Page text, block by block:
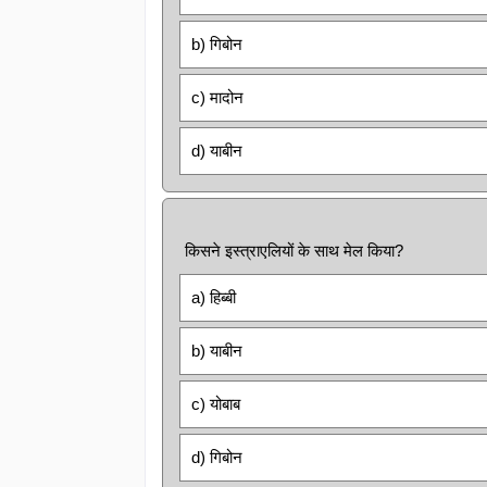
b) गिबोन
c) मादोन
d) याबीन
किसने इस्त्राएलियों के साथ मेल किया?
a) हिब्बी
b) याबीन
c) योबाब
d) गिबोन